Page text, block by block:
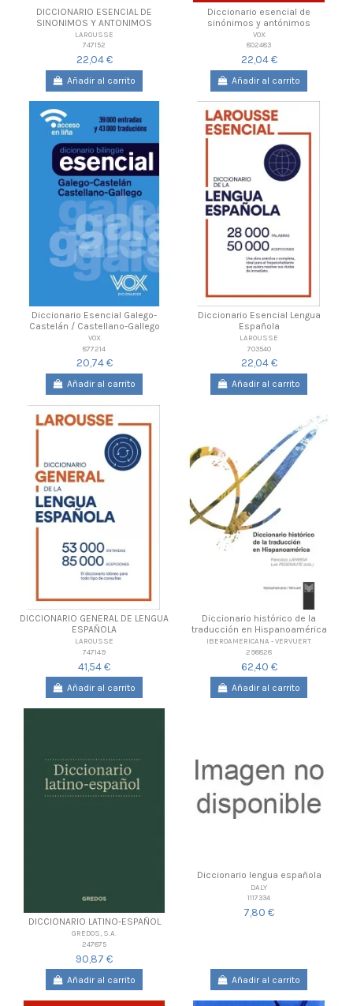
DICCIONARIO ESENCIAL DE
SINONIMOS Y ANTONIMOS
LAROUSSE
747152
22,04 €
Añadir al carrito
Diccionario esencial de
sinónimos y antónimos
VOX
802483
22,04 €
Añadir al carrito
Diccionario Esencial Galego-
Castelán / Castellano-Gallego
VOX
877214
20,74 €
Añadir al carrito
Diccionario Esencial Lengua
Española
LAROUSSE
703540
22,04 €
Añadir al carrito
DICCIONARIO GENERAL DE LENGUA
ESPAÑOLA
LAROUSSE
747149
41,54 €
Añadir al carrito
Diccionario histórico de la
traducción en Hispanoamérica
IBEROAMERICANA - VERVUERT
298828
62,40 €
Añadir al carrito
DICCIONARIO LATINO-ESPAÑOL
GREDOS, S.A.
247875
90,87 €
Añadir al carrito
Diccionario lengua española
DALY
1117334
7,80 €
Añadir al carrito